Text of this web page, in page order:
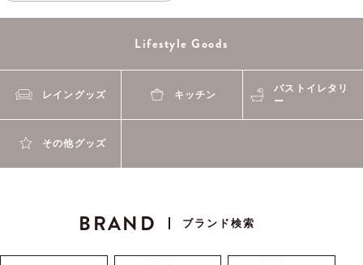
Lifestyle Goods
レイングッズ キッチン
バストイレタリ
ー
その他グッズ
BRAND ブランド検索